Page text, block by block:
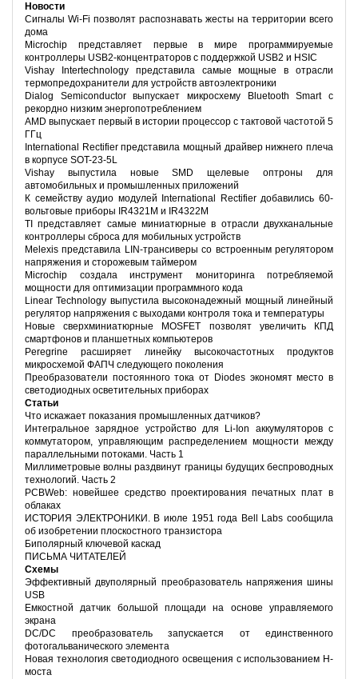
Новости
Сигналы Wi-Fi позволят распознавать жесты на территории всего
дома
Microchip представляет первые в мире программируемые
контроллеры USB2-концентраторов с поддержкой USB2 и HSIC
Vishay Intertechnology представила самые мощные в отрасли
термопредохранители для устройств автоэлектроники
Dialog Semiconductor выпускает микросхему Bluetooth Smart с
рекордно низким энергопотреблением
AMD выпускает первый в истории процессор с тактовой частотой 5
ГГц
International Rectifier представила мощный драйвер нижнего плеча
в корпусе SOT-23-5L
Vishay выпустила новые SMD щелевые оптроны для
автомобильных и промышленных приложений
К семейству аудио модулей International Rectifier добавились 60-
вольтовые приборы IR4321M и IR4322M
TI представляет самые миниатюрные в отрасли двухканальные
контроллеры сброса для мобильных устройств
Melexis представила LIN-трансиверы со встроенным регулятором
напряжения и сторожевым таймером
Microchip создала инструмент мониторинга потребляемой
мощности для оптимизации программного кода
Linear Technology выпустила высоконадежный мощный линейный
регулятор напряжения с выходами контроля тока и температуры
Новые сверхминиатюрные MOSFET позволят увеличить КПД
смартфонов и планшетных компьютеров
Peregrine расширяет линейку высокочастотных продуктов
микросхемой ФАПЧ следующего поколения
Преобразователи постоянного тока от Diodes экономят место в
светодиодных осветительных приборах
Статьи
Что искажает показания промышленных датчиков?
Интегральное зарядное устройство для Li-Ion аккумуляторов с
коммутатором, управляющим распределением мощности между
параллельными потоками. Часть 1
Миллиметровые волны раздвинут границы будущих беспроводных
технологий. Часть 2
PCBWeb: новейшее средство проектирования печатных плат в
облаках
ИСТОРИЯ ЭЛЕКТРОНИКИ. В июле 1951 года Bell Labs сообщила
об изобретении плоскостного транзистора
Биполярный ключевой каскад
ПИСЬМА ЧИТАТЕЛЕЙ
Схемы
Эффективный двуполярный преобразователь напряжения шины
USB
Емкостной датчик большой площади на основе управляемого
экрана
DC/DC преобразователь запускается от единственного
фотогальванического элемента
Новая технология светодиодного освещения с использованием H-
моста